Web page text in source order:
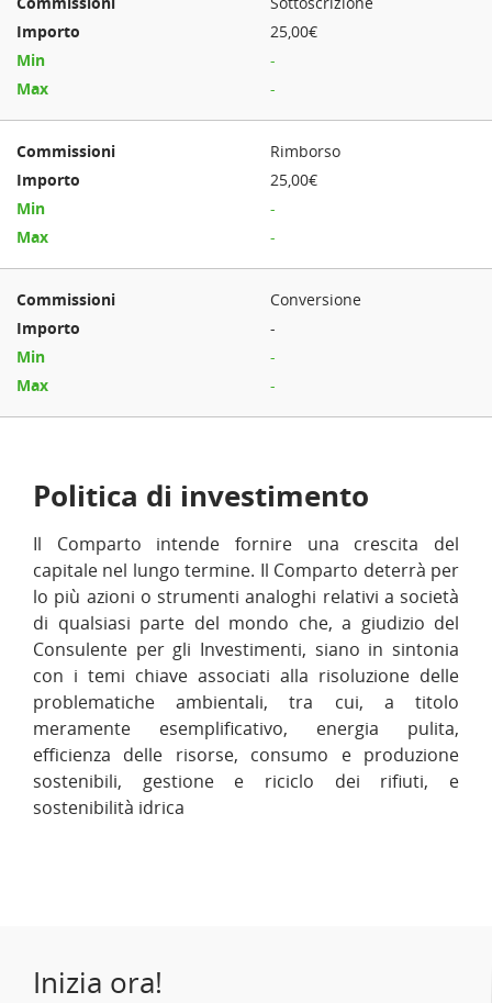
25,00€
-
-
Rimborso
25,00€
-
-
Conversione
-
-
-
Politica di investimento
Il Comparto intende fornire una crescita del
capitale nel lungo termine. Il Comparto deterrà per
lo più azioni o strumenti analoghi relativi a società
di qualsiasi parte del mondo che, a giudizio del
Consulente per gli Investimenti, siano in sintonia
con i temi chiave associati alla risoluzione delle
problematiche ambientali, tra cui, a titolo
meramente esemplificativo, energia pulita,
efficienza delle risorse, consumo e produzione
sostenibili, gestione e riciclo dei rifiuti, e
sostenibilità idrica
Inizia ora!